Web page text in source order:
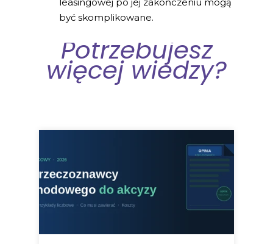
leasingowej po jej zakończeniu mogą
być skomplikowane.
Potrzebujesz
więcej wiedzy?